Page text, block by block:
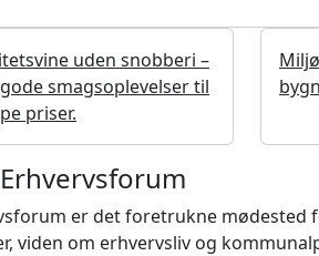
uden snobberi –
smagsoplevelser til
priser.
er det foretrukne
viden om erhvervsliv og